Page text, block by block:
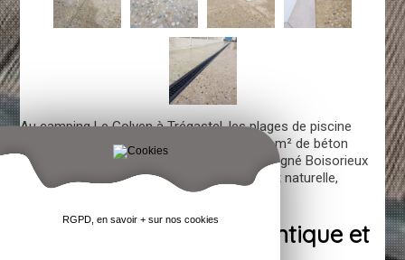
Au camping Le Golven à Trégastel, les plages de piscine
prennent un tout nouveau visage avec 600 m² de béton
érodé et 80 m³ de béton coloré. Ce projet signé Boisorieux
Paysagiste mise sur une esthétique brute et naturelle,
parfaitement intégrée au paysage côtier.
Le béton érodé : authentique et
RGPD, en savoir + sur nos cookies